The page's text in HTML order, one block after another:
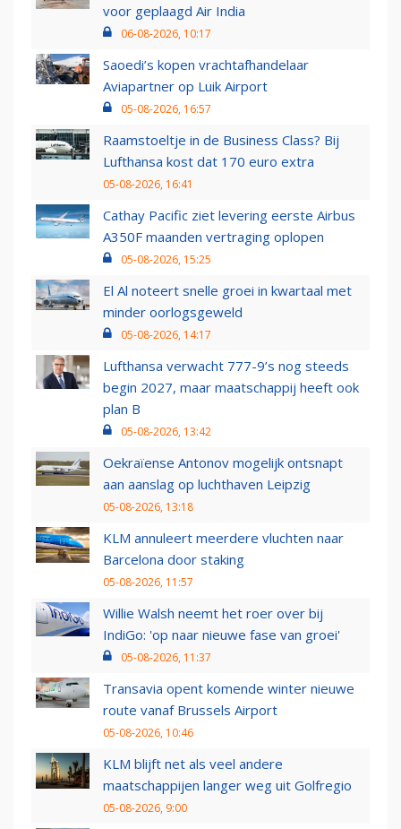
voor geplaagd Air India
06-08-2026, 10:17
Saoedi’s kopen vrachtafhandelaar
Aviapartner op Luik Airport
05-08-2026, 16:57
Raamstoeltje in de Business Class? Bij
Lufthansa kost dat 170 euro extra
05-08-2026, 16:41
Cathay Pacific ziet levering eerste Airbus
A350F maanden vertraging oplopen
05-08-2026, 15:25
El Al noteert snelle groei in kwartaal met
minder oorlogsgeweld
05-08-2026, 14:17
Lufthansa verwacht 777-9’s nog steeds
begin 2027, maar maatschappij heeft ook
plan B
05-08-2026, 13:42
Oekraïense Antonov mogelijk ontsnapt
aan aanslag op luchthaven Leipzig
05-08-2026, 13:18
KLM annuleert meerdere vluchten naar
Barcelona door staking
05-08-2026, 11:57
Willie Walsh neemt het roer over bij
IndiGo: 'op naar nieuwe fase van groei'
05-08-2026, 11:37
Transavia opent komende winter nieuwe
route vanaf Brussels Airport
05-08-2026, 10:46
KLM blijft net als veel andere
maatschappijen langer weg uit Golfregio
05-08-2026, 9:00